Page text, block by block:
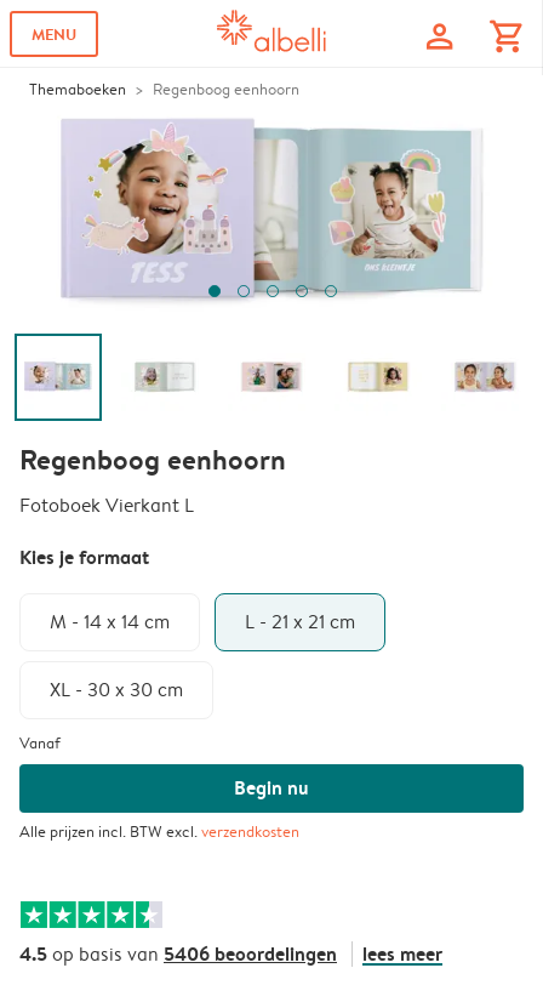
MENU profile shopping_cart
Themaboeken Regenboog eenhoorn
Regenboog eenhoorn
Fotoboek Vierkant L
Kies je formaat
M - 14 x 14 cm L - 21 x 21 cm
XL - 30 x 30 cm
Vanaf
Begin nu
Alle prijzen incl. BTW excl.verzendkosten
4.5op basis van 5406 beoordelingen lees meer